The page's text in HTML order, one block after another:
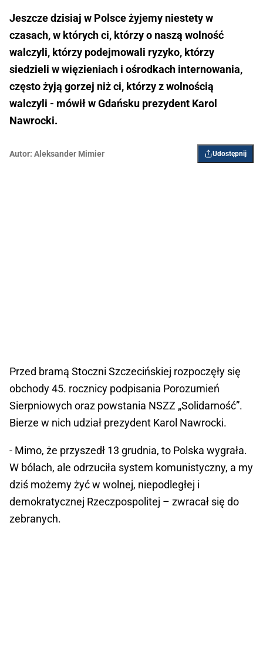
Jeszcze dzisiaj w Polsce żyjemy niestety w
czasach, w których ci, którzy o naszą wolność
walczyli, którzy podejmowali ryzyko, którzy
siedzieli w więzieniach i ośrodkach internowania,
często żyją gorzej niż ci, którzy z wolnością
walczyli - mówił w Gdańsku prezydent Karol
Nawrocki.
Autor: Aleksander Mimier Udostępnij
Przed bramą Stoczni Szczecińskiej rozpoczęły się
obchody 45. rocznicy podpisania Porozumień
Sierpniowych oraz powstania NSZZ „Solidarność”.
Bierze w nich udział prezydent Karol Nawrocki.
- Mimo, że przyszedł 13 grudnia, to Polska wygrała.
W bólach, ale odrzuciła system komunistyczny, a my
dziś możemy żyć w wolnej, niepodległej i
demokratycznej Rzeczpospolitej – zwracał się do
zebranych.